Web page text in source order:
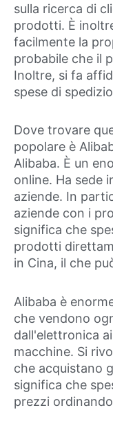
sulla ricerca di
prodotti. È
facilmente la
probabile che il
Inoltre, si fa
spese di
Dove trovare
popolare è
Alibaba. È un
online. Ha sede
aziende. In
aziende con i
significa che
prodotti
in Cina, il che
Alibaba è
che vendono
dall'elettronica
macchine. Si
che acquistano
significa che
prezzi